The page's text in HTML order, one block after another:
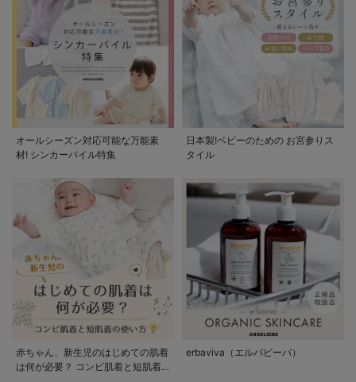
オールシーズン対応可能な万能素
材! シンカーパイル特集
日本製!ベビーのための お宮参りス
タイル
赤ちゃん、新生児のはじめての肌着
は何が必要？ コンビ肌着と短肌着
erbaviva（エルバビーバ）